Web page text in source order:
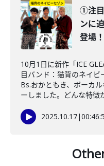
①注目
ンに
登場！
10月1日に新作「ICE
目バンド：猫背のネイビ
Bs.おかともき、ボーカ
ーしました。どんな特徴
2025.10.17|